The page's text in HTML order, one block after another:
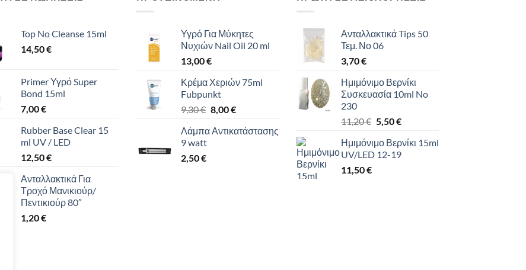
Top No Cleanse 15ml
14,50€
Primer Υγρό Super
Bond 15ml
7,00€
Rubber Base Clear 15
ml UV / LED
12,50€
Ανταλλακτικά Για
Τροχό Μανικιούρ/
Πεντικιούρ 80″
1,20€
Υγρό Για Μύκητες
Νυχιών Nail Oil 20 ml
13,00€
Κρέμα Χεριών 75ml
Fubpunkt
9,30€ Original
was:
8,00€Η
τιμή
Λάμπα Αντικατάστασης
9 watt
2,50€
Ανταλλακτικά Tips 50
Τεμ. Νο 06
3,70€
Ημιμόνιμο Βερνίκι
Συσκευασία 10ml No
230
11,20€ Original
was:
11,20 €.
5,50€Η
τιμή
είναι:
Ημιμόνιμο Βερνίκι 15ml
UV/LED 12-19
11,50€